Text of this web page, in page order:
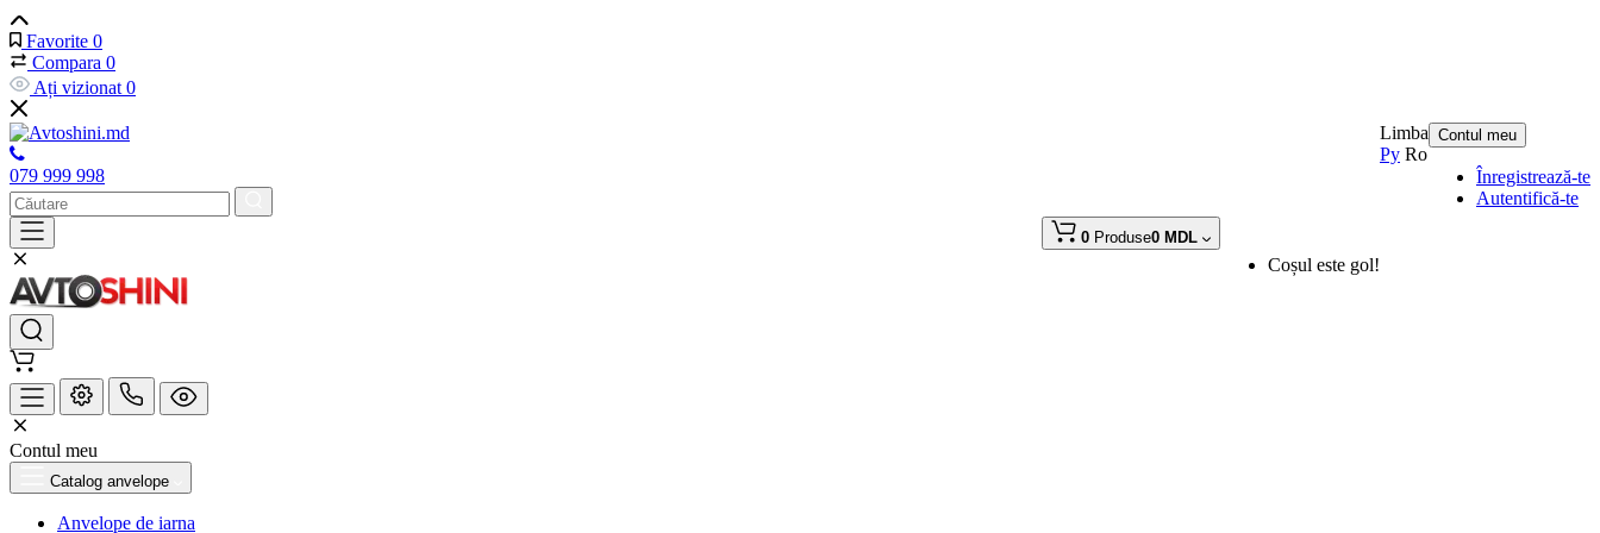
Favorite 0
Compara 0
Ați vizionat 0
Contul meu
Înregistrează-te
Autentifică-te
Limba
Ру Ro
079 999 998
0 Produse0 MDL
Coșul este gol!
Contul meu
Catalog anvelope
Anvelope de iarna